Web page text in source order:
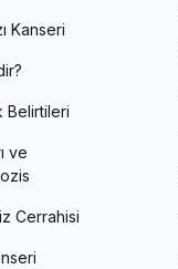
Kanseri
Belirtileri
ve
Cerrahisi